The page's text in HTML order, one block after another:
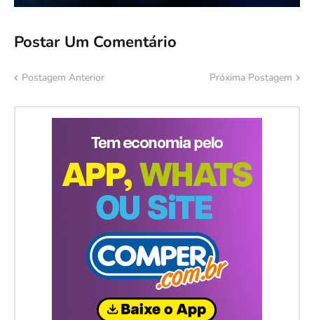
Postar Um Comentário
Postagem Anterior Próxima Postagem